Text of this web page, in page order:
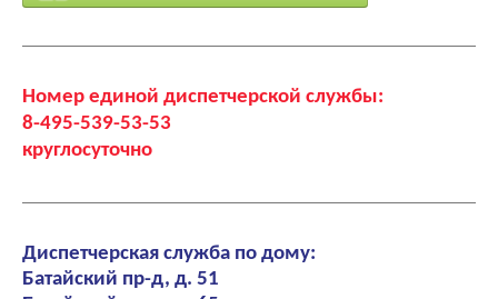
Номер единой диспетчерской службы:
8-495-539-53-53
круглосуточно
Диспетчерская служба по дому:
Батайский пр-д, д. 51